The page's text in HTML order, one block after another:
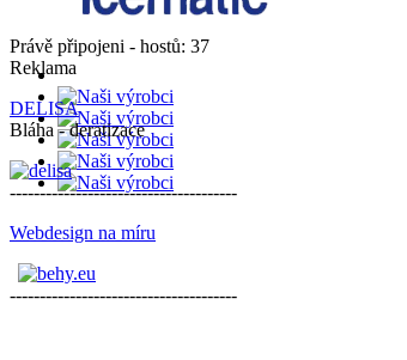
Právě připojeni - hostů: 37
Reklama
DELISA
Bláha - deratizace
--------------------------------------
Webdesign na míru
--------------------------------------